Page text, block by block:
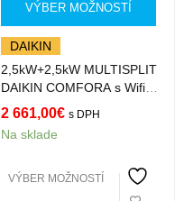
VÝBER MOŽNOSTÍ
DAIKIN
2,5kW+2,5kW MULTISPLIT
DAIKIN COMFORA s Wifi
FTXP25N+FTXP25N
2 661,00€ s DPH
Na sklade
VÝBER MOŽNOSTÍ